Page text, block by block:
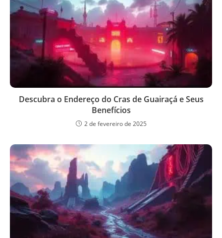
Descubra o Endereço do Cras de Guairaçá e Seus
Benefícios
2 de fevereiro de 2025